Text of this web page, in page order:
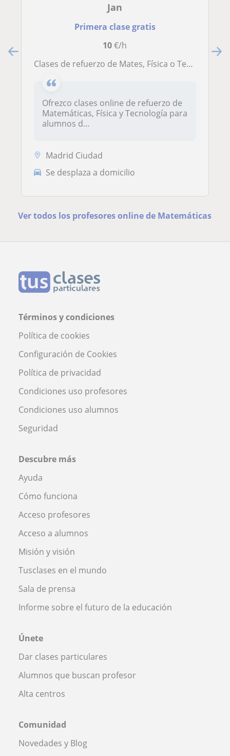
Jan
Primera clase gratis
10€/h
Clases de refuerzo de Mates, Física o Tecnología para ESO o Bachillerato
Ofrezco clases online de refuerzo de
Matemáticas, Física y Tecnología para
alumnos d...
Madrid Ciudad
Se desplaza a domicilio
Ver todos los profesores online de Matemáticas
Términos y condiciones
Política de cookies
Configuración de Cookies
Política de privacidad
Condiciones uso profesores
Condiciones uso alumnos
Seguridad
Descubre más
Ayuda
Cómo funciona
Acceso profesores
Acceso a alumnos
Misión y visión
Tusclases en el mundo
Sala de prensa
Informe sobre el futuro de la educación
Únete
Dar clases particulares
Alumnos que buscan profesor
Alta centros
Comunidad
Novedades y Blog